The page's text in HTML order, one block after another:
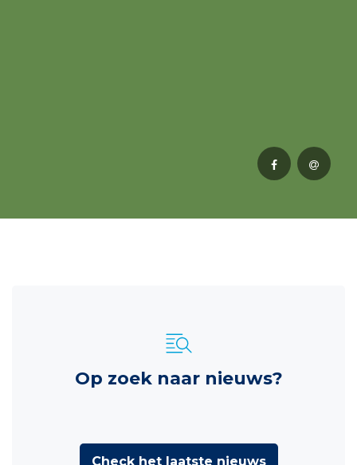
Op zoek naar nieuws?
Check het laatste nieuws